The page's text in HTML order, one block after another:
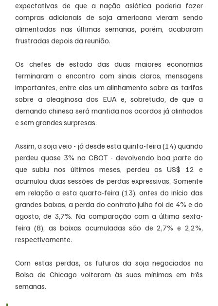
expectativas de que a nação asiática poderia fazer
compras adicionais de soja americana vieram sendo
alimentadas nas últimas semanas, porém, acabaram
frustradas depois da reunião.
Os chefes de estado das duas maiores economias
terminaram o encontro com sinais claros, mensagens
importantes, entre elas um alinhamento sobre as tarifas
sobre a oleaginosa dos EUA e, sobretudo, de que a
demanda chinesa será mantida nos acordos já alinhados
e sem grandes surpresas.
Assim, a soja veio - já desde esta quinta-feira (14) quando
perdeu quase 3% na CBOT - devolvendo boa parte do
que subiu nos últimos meses, perdeu os US$ 12 e
acumulou duas sessões de perdas expressivas. Somente
em relação a esta quarta-feira (13), antes do início das
grandes baixas, a perda do contrato julho foi de 4% e do
agosto, de 3,7%. Na comparação com a última sexta-
feira (8), as baixas acumuladas são de 2,7% e 2,2%,
respectivamente.
Com estas perdas, os futuros da soja negociados na
Bolsa de Chicago voltaram às suas mínimas em três
semanas.